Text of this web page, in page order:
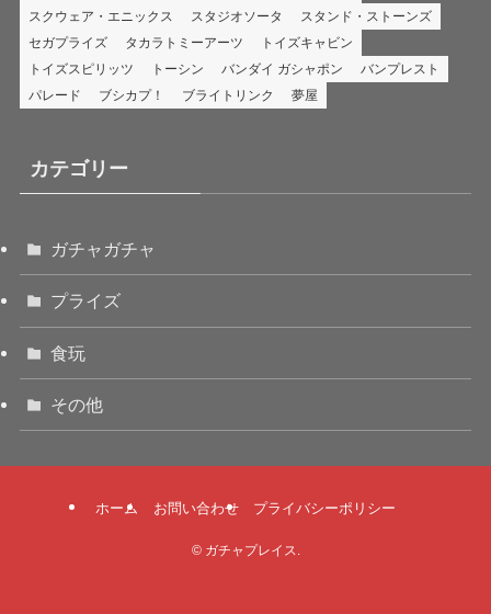
スクウェア・エニックス
スタジオソータ
スタンド・ストーンズ
セガプライズ
タカラトミーアーツ
トイズキャビン
トイズスピリッツ
トーシン バンダイ ガシャポン
バンプレスト
パレード
ブシカプ！ ブライトリンク 夢屋
カテゴリー
ガチャガチャ
プライズ
食玩
その他
ホーム お問い合わせ プライバシーポリシー
©ガチャプレイス.